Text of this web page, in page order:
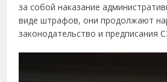
за собой наказание
виде штрафов, они продолжают
законодательство и предписания